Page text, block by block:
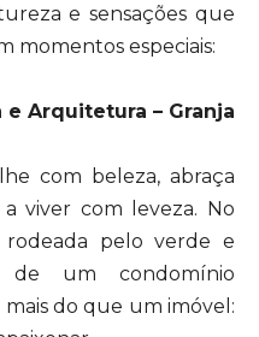
e sensações que
momentos especiais:
e Arquitetura – Granja
com beleza, abraça
viver com leveza. No
rodeada pelo verde e
de um condomínio
do que um imóvel: